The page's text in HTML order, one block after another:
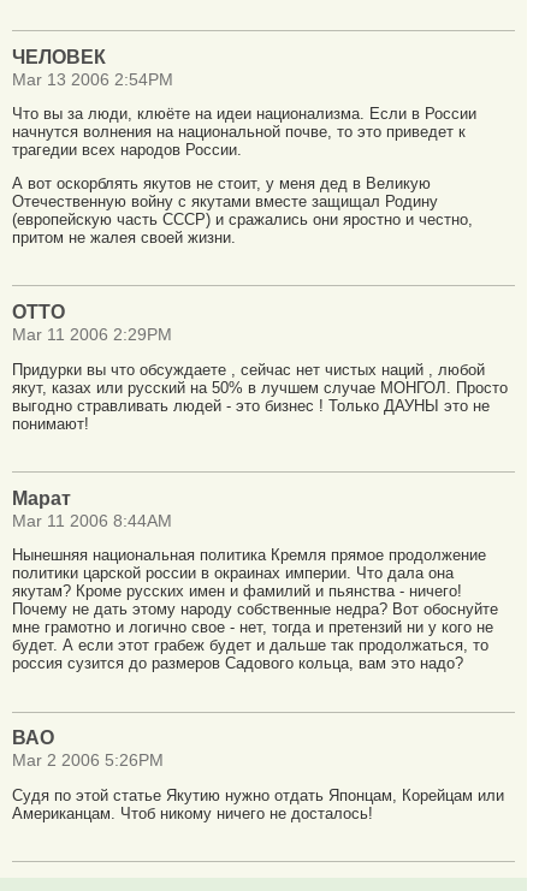
ЧЕЛОВЕК
Mar 13 2006 2:54PM
Что вы за люди, клюёте на идеи национализма. Если в России
начнутся волнения на национальной почве, то это приведет к
трагедии всех народов России.
А вот оскорблять якутов не стоит, у меня дед в Великую
Отечественную войну с якутами вместе защищал Родину
(европейскую часть СССР) и сражались они яростно и честно,
притом не жалея своей жизни.
ОТТО
Mar 11 2006 2:29PM
Придурки вы что обсуждаете , сейчас нет чистых наций , любой
якут, казах или русский на 50% в лучшем случае МОНГОЛ. Просто
выгодно стравливать людей - это бизнес ! Только ДАУНЫ это не
понимают!
Марат
Mar 11 2006 8:44AM
Нынешняя национальная политика Кремля прямое продолжение
политики царской россии в окраинах империи. Что дала она
якутам? Кроме русских имен и фамилий и пьянства - ничего!
Почему не дать этому народу собственные недра? Вот обоснуйте
мне грамотно и логично свое - нет, тогда и претензий ни у кого не
будет. А если этот грабеж будет и дальше так продолжаться, то
россия сузится до размеров Садового кольца, вам это надо?
ВАО
Mar 2 2006 5:26PM
Судя по этой статье Якутию нужно отдать Японцам, Корейцам или
Американцам. Чтоб никому ничего не досталось!